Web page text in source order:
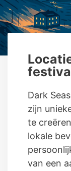
Dark
zijn
te
lokale
van een